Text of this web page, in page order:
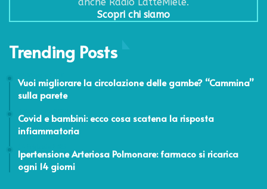
anche Radio LatteMiele.
Scopri chi siamo
Trending Posts
Vuoi migliorare la circolazione delle gambe? “Cammina”
sulla parete
Covid e bambini: ecco cosa scatena la risposta
infiammatoria
Ipertensione Arteriosa Polmonare: farmaco si ricarica
ogni 14 giorni